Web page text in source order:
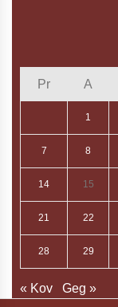
Pr A
1
7 8
14 15
21 22
28 29
« Kov Geg »